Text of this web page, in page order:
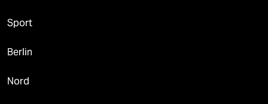
Sport
Berlin
Nord